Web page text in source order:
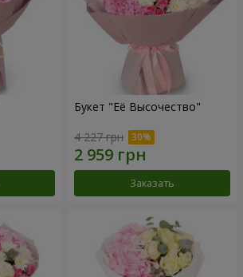
Букет "Её Высочество"
4 227 грн
Заказать